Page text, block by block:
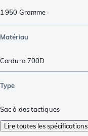
1 950 Gramme
Matériau
Cordura 700D
Type
Sac à dos tactiques
Lire toutes les spécifications